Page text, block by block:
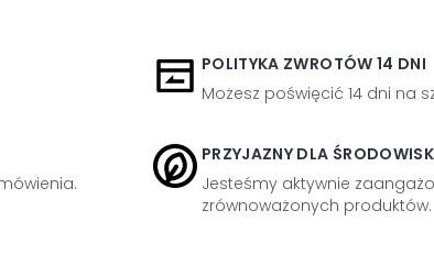
POLITYKA ZWROTÓW 14 DNI
Możesz poświęcić 14 dni na
PRZYJAZNY DLA
Jesteśmy aktywnie
zrównoważonych produktów.